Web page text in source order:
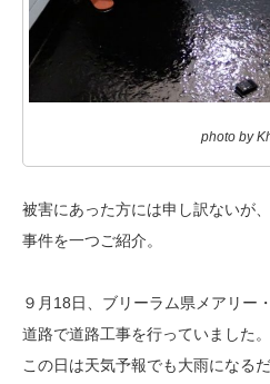
photo by
被害にあった方には申し訳ないが
事件を一つご紹介。
９月18日、ブリーラム県メアリー
道路で道路工事を行っていました。
この日は天気予報でも大雨になる